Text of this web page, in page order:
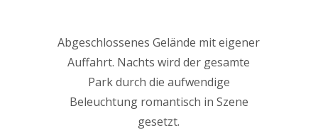
Abgeschlossenes Gelände mit eigener
Auffahrt. Nachts wird der gesamte
Park durch die aufwendige
Beleuchtung romantisch in Szene
gesetzt.